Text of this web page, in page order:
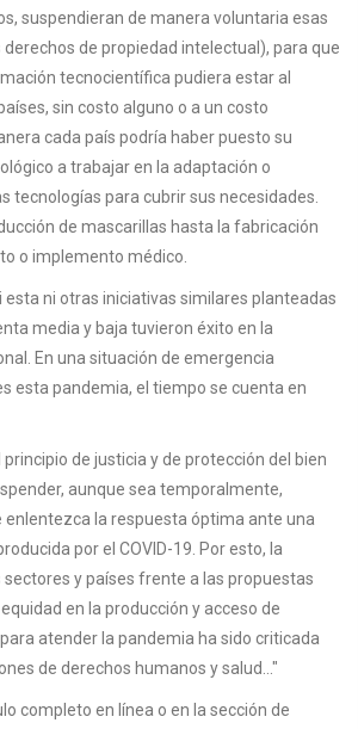
suspendieran de manera voluntaria esas
derechos de propiedad intelectual), para que
tecnocientífica pudiera estar al
sin costo alguno o a un costo
cada país podría haber puesto su
a trabajar en la adaptación o
tecnologías para cubrir sus necesidades.
de mascarillas hasta la fabricación
o implemento médico.
ni otras iniciativas similares planteadas
media y baja tuvieron éxito en la
En una situación de emergencia
esta pandemia, el tiempo se cuenta en
de justicia y de protección del bien
aunque sea temporalmente,
enlentezca la respuesta óptima ante una
por el COVID-19. Por esto, la
y países frente a las propuestas
en la producción y acceso de
atender la pandemia ha sido criticada
de derechos humanos y salud..."
completo en línea o en la sección de